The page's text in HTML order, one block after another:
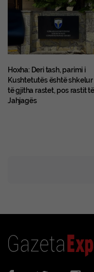
Hoxha: Deri tash, parimi i
Kushtetutës është shkelur
të gjitha rastet, pos rastit të
Jahjagës